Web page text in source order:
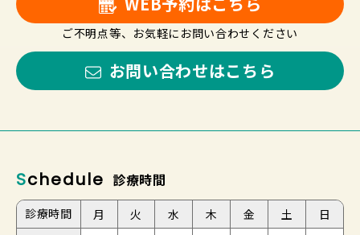
ご不明点等、お気軽にお問い合わせください
お問い合わせはこちら
Schedule 診療時間
診療時間 月 火 水 木 金 土
日